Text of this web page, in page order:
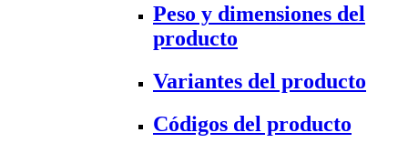
Peso y dimensiones del
producto
Variantes del producto
Códigos del producto